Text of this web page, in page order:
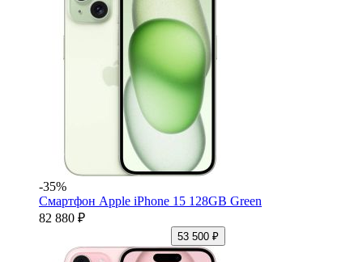
-35%
Смартфон Apple iPhone 15 128GB Green
82 880 ₽
53 500 ₽